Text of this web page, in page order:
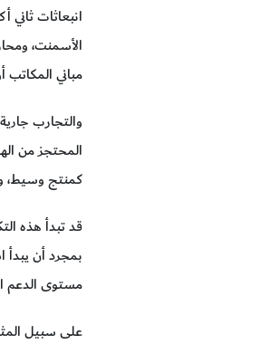
انبعاثات ثاني
الأسمنت،
مباني
والتجارب
المحتجز من
كمنتج وسيط،
قد تبدأ هذه
بمجرد أن يبدأ
مستوى الدعم
على سبيل